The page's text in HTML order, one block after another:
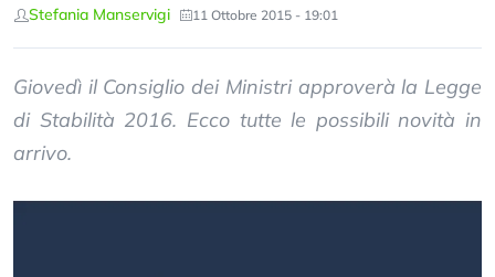
Stefania Manservigi 11 Ottobre 2015 - 19:01
Giovedì il Consiglio dei Ministri approverà la Legge
di Stabilità 2016. Ecco tutte le possibili novità in
arrivo.